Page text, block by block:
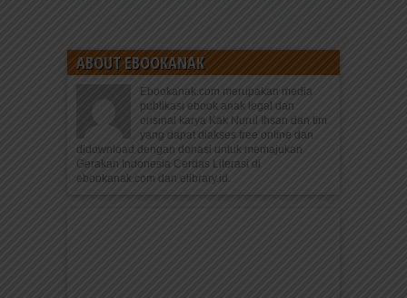
ABOUT EBOOKANAK
Ebookanak.com merupakan media
publikasi ebook anak legal dan
orisinal karya Kak Nurul Ihsan dan tim
yang dapat diakses free online dan
didownload dengan donasi untuk memajukan
Gerakan Indonesia Cerdas Literasi di
ebookanak.com dan elibrary.id.